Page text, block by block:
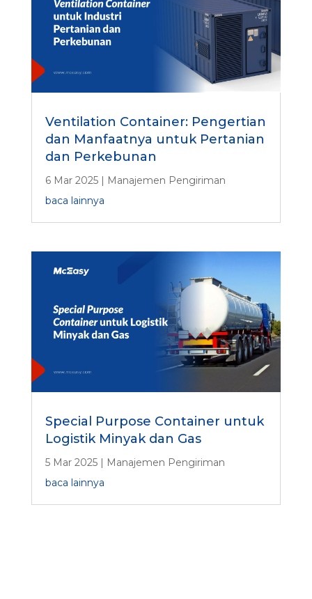
Ventilation Container: Pengertian
dan Manfaatnya untuk Pertanian
dan Perkebunan
6 Mar 2025| Manajemen Pengiriman
baca lainnya
Special Purpose Container untuk
Logistik Minyak dan Gas
5 Mar 2025| Manajemen Pengiriman
baca lainnya